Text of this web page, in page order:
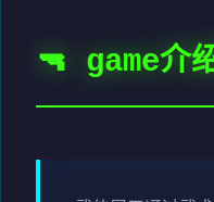
🔫 game介